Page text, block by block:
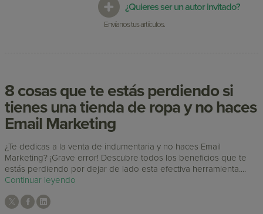
¿Quieres ser un autor invitado?
Envíanos tus artículos.
8 cosas que te estás perdiendo si
tienes una tienda de ropa y no haces
Email Marketing
¿Te dedicas a la venta de indumentaria y no haces Email
Marketing? ¡Grave error! Descubre todos los beneficios que te
estás perdiendo por dejar de lado esta efectiva herramienta....
Continuar leyendo